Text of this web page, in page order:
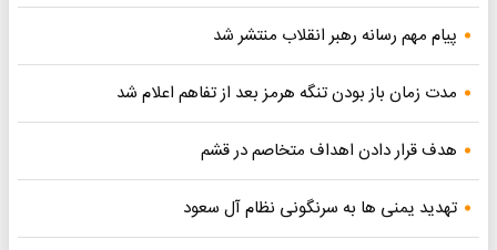
پیام مهم رسانه رهبر انقلاب منتشر شد
مدت زمان باز بودن تنگه هرمز بعد از تفاهم اعلام شد
هدف قرار دادن اهداف متخاصم در قشم
تهدید یمنی ها به سرنگونی نظام آل سعود